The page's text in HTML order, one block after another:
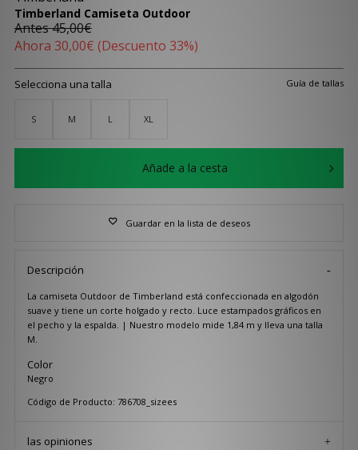
Timberland Camiseta Outdoor
Antes45,00€
Ahora 30,00€ (Descuento 33%)
Guía de tallas
Selecciona una talla
S M L XL
Añade a la cesta
Guardar en la lista de deseos
Descripción
La camiseta Outdoor de Timberland está confeccionada en algodón
suave y tiene un corte holgado y recto. Luce estampados gráficos en
el pecho y la espalda. | Nuestro modelo mide 1,84 m y lleva una talla
M.
Color
Negro
Código de Producto: 786708_sizees
las opiniones